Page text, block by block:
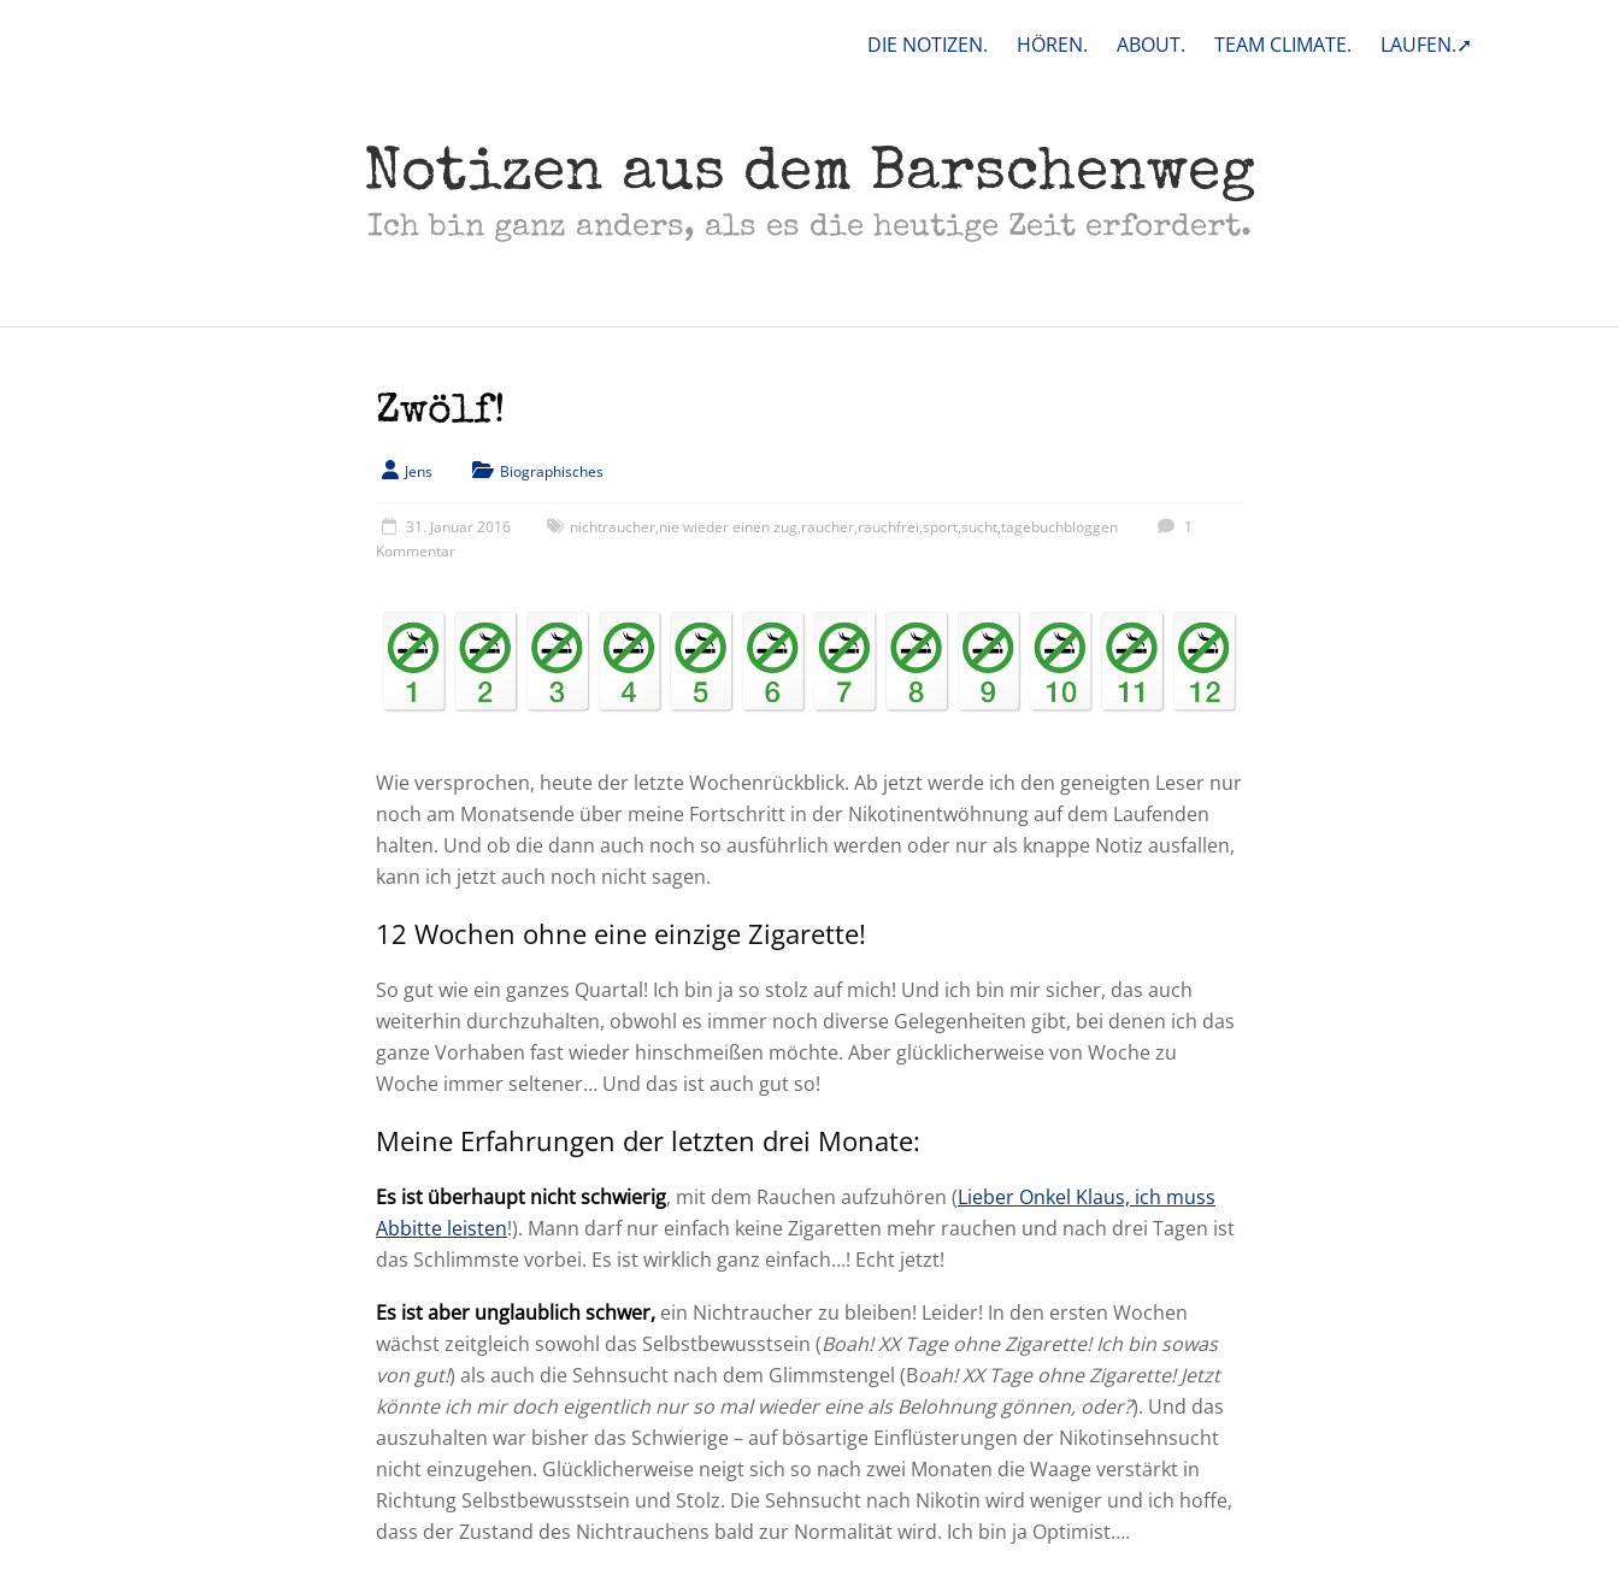
DIE NOTIZEN. HÖREN. ABOUT. TEAM CLIMATE. LAUFEN.➚
Notizen aus dem Barschenweg
Ich bin ganz anders, als es die heutige Zeit erfordert.
Zwölf!
Jens Biographisches
31. Januar 2016 nichtraucher,nie wieder einen zug,raucher,rauchfrei,sport,sucht,tagebuchbloggen
1
Kommentar
Wie versprochen, heute der letzte Wochenrückblick. Ab jetzt werde ich den geneigten Leser nur
noch am Monatsende über meine Fortschritt in der Nikotinentwöhnung auf dem Laufenden
halten. Und ob die dann auch noch so ausführlich werden oder nur als knappe Notiz ausfallen,
kann ich jetzt auch noch nicht sagen.
12 Wochen ohne eine einzige Zigarette!
So gut wie ein ganzes Quartal! Ich bin ja so stolz auf mich! Und ich bin mir sicher, das auch
weiterhin durchzuhalten, obwohl es immer noch diverse Gelegenheiten gibt, bei denen ich das
ganze Vorhaben fast wieder hinschmeißen möchte. Aber glücklicherweise von Woche zu
Woche immer seltener… Und das ist auch gut so!
Meine Erfahrungen der letzten drei Monate:
Es ist überhaupt nicht schwierig, mit dem Rauchen aufzuhören (Lieber Onkel Klaus, ich muss
Abbitte leisten!). Mann darf nur einfach keine Zigaretten mehr rauchen und nach drei Tagen ist
das Schlimmste vorbei. Es ist wirklich ganz einfach…! Echt jetzt!
Es ist aber unglaublich schwer, ein Nichtraucher zu bleiben! Leider! In den ersten Wochen
wächst zeitgleich sowohl das Selbstbewusstsein (Boah! XX Tage ohne Zigarette! Ich bin sowas
von gut!) als auch die Sehnsucht nach dem Glimmstengel (Boah! XX Tage ohne Zigarette! Jetzt
könnte ich mir doch eigentlich nur so mal wieder eine als Belohnung gönnen, oder?). Und das
auszuhalten war bisher das Schwierige – auf bösartige Einflüsterungen der Nikotinsehnsucht
nicht einzugehen. Glücklicherweise neigt sich so nach zwei Monaten die Waage verstärkt in
Richtung Selbstbewusstsein und Stolz. Die Sehnsucht nach Nikotin wird weniger und ich hoffe,
dass der Zustand des Nichtrauchens bald zur Normalität wird. Ich bin ja Optimist….